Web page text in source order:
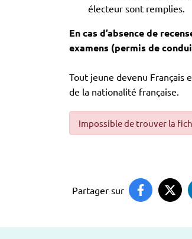
électeur sont remplies.
En cas d’absence de
examens (permis de
Tout jeune devenu Français
de la nationalité française.
Impossible de trouver la
Partager sur